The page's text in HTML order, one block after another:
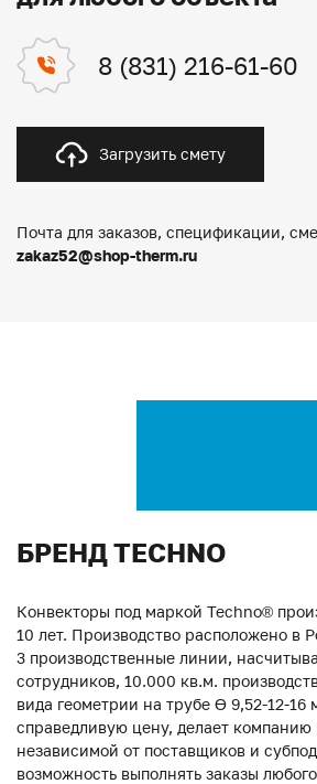
8 (831) 216-61-60
Загрузить смету
Почта для заказов, спецификации,
zakaz52@shop-therm.ru
БРЕНД TECHNO
Конвекторы под маркой Techno®
10 лет. Производство расположено в
3 производственные линии,
сотрудников, 10.000 кв.м.
вида геометрии на трубе ϴ 9,52-12-16
справедливую цену, делает компанию
независимой от поставщиков и
возможность выполнять заказы